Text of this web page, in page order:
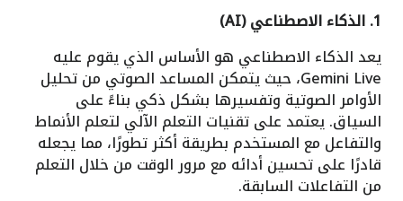
1. الذكاء الاصطناعي (AI)
يعد الذكاء الاصطناعي هو الأساس الذي يقوم عليه
Gemini Live، حيث يتمكن المساعد الصوتي من تحليل
الأوامر الصوتية وتفسيرها بشكل ذكي بناءً على
السياق. يعتمد على تقنيات التعلم الآلي لتعلم الأنماط
والتفاعل مع المستخدم بطريقة أكثر تطورًا، مما يجعله
قادرًا على تحسين أدائه مع مرور الوقت من خلال التعلم
من التفاعلات السابقة.